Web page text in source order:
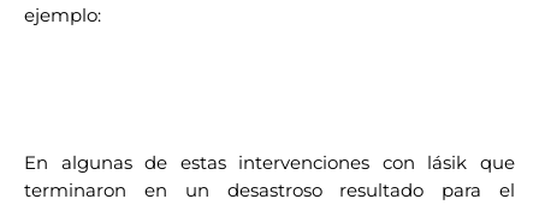
ejemplo:
En algunas de estas intervenciones con lásik que
terminaron en un desastroso resultado para el